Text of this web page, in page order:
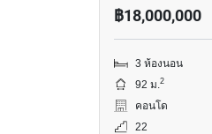
฿18,000,000
3 ห้องนอน
92 ม.2
คอนโด
22